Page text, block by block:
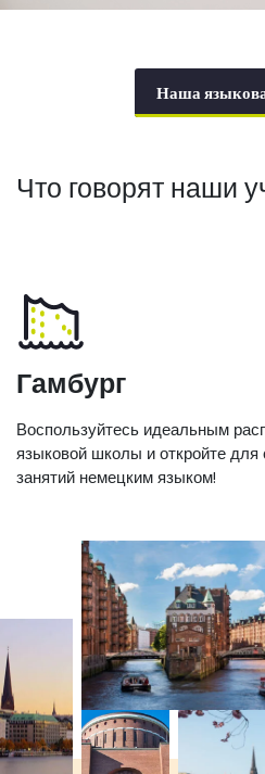
Наша
Что говорят наши
Гамбург
Воспользуйтесь идеальным
языковой школы и откройте
занятий немецким языком!